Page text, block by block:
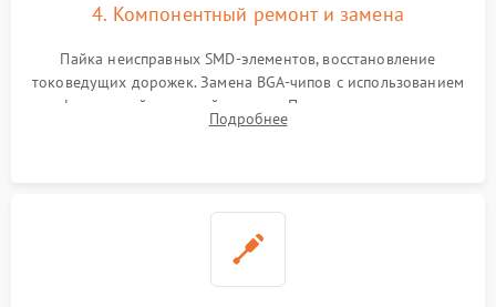
4. Компонентный ремонт и замена
Пайка неисправных SMD-элементов, восстановление
токоведущих дорожек. Замена BGA-чипов с использованием
инфракрасной паяльной станции. Прошивка микросхемы
BIOS или замена поврежденных портов USB
Подробнее